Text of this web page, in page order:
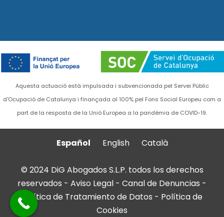
Aquesta actuació està impulsada i subvencionada pel Servei Públic
d'Ocupació de Catalunya i finançada al 100% pel Fons Social Europeu com a
part de la resposta de la Unió Europea a la pandèmia de COVID-19.
Español English Català
© 2024 DiG Abogados S.L.P. todos los derechos
reservados - Aviso Legal - Canal de Denuncias -
Política de Tratamiento de Datos - Política de
Cookies